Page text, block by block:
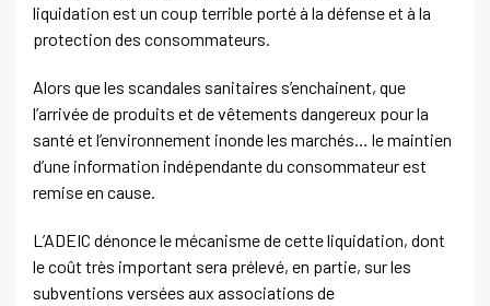
liquidation est un coup terrible porté à la défense et à la
protection des consommateurs.
Alors que les scandales sanitaires s’enchainent, que
l’arrivée de produits et de vêtements dangereux pour la
santé et l’environnement inonde les marchés… le maintien
d’une information indépendante du consommateur est
remise en cause.
L’ADEIC dénonce le mécanisme de cette liquidation, dont
le coût très important sera prélevé, en partie, sur les
subventions versées aux associations de